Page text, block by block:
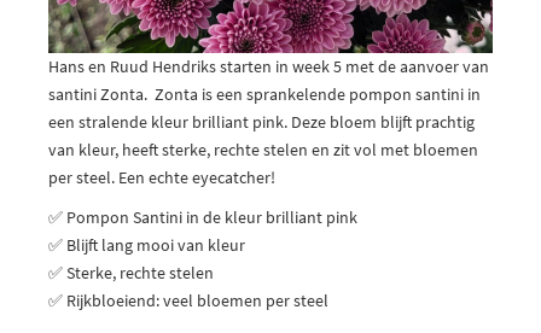
Hans en Ruud Hendriks starten in week 5 met de aanvoer van
santini Zonta. Zonta is een sprankelende pompon santini in
een stralende kleur brilliant pink. Deze bloem blijft prachtig
van kleur, heeft sterke, rechte stelen en zit vol met bloemen
per steel. Een echte eyecatcher!
✅ Pompon Santini in de kleur brilliant pink
✅ Blijft lang mooi van kleur
✅ Sterke, rechte stelen
✅ Rijkbloeiend: veel bloemen per steel